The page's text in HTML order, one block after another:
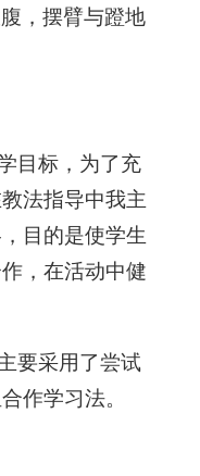
，摆臂与蹬地
目标，为了充
法指导中我主
目的是使学生
，在活动中健
要采用了尝试
作学习法。